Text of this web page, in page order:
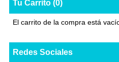
Tu Carrito (0)
El carrito de la compra está
Redes Sociales